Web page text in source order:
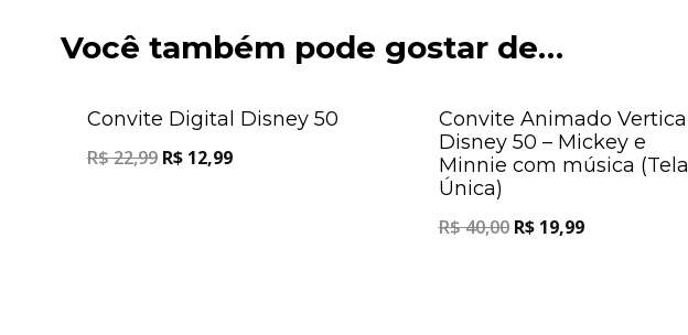
Você também pode gostar de…
Convite Digital Disney 50
R$22,99 R$ 12,99
Convite Animado Vertical
Disney 50 – Mickey e
Minnie com música (Tela
Única)
R$40,00 R$19,99